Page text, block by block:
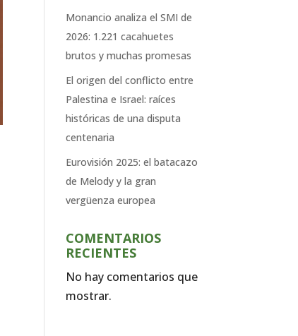
Monancio analiza el SMI de
2026: 1.221 cacahuetes
brutos y muchas promesas
El origen del conflicto entre
Palestina e Israel: raíces
históricas de una disputa
centenaria
Eurovisión 2025: el batacazo
de Melody y la gran
vergüenza europea
COMENTARIOS
RECIENTES
No hay comentarios que
mostrar.